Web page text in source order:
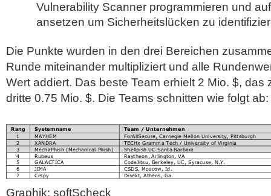
Vulnerability Scanner programmieren und
ansetzen um Sicherheitslücken zu
Die Punkte wurden in den drei Bereichen
Runde miteinander multipliziert und alle
Wert addiert. Das beste Team erhielt 2 Mio. $, das
dritte 0.75 Mio. $. Die Teams schnitten wie folgt ab:
Graphik: softScheck